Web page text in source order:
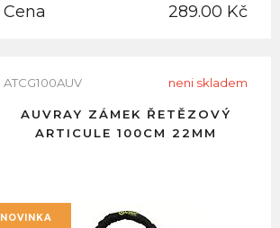
Cena 289.00 Kč
ATCG100AUV neni skladem
AUVRAY ZÁMEK ŘETĚZOVÝ
ARTICULE 100CM 22MM
NOVINKA